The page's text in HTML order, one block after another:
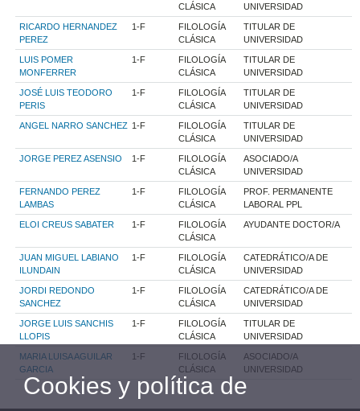
CLÁSICA
UNIVERSIDAD
RICARDO HERNANDEZ
PEREZ
1-F
FILOLOGÍA
CLÁSICA
TITULAR DE
UNIVERSIDAD
LUIS POMER
MONFERRER
1-F
FILOLOGÍA
CLÁSICA
TITULAR DE
UNIVERSIDAD
JOSÉ LUIS TEODORO
PERIS
1-F
FILOLOGÍA
CLÁSICA
TITULAR DE
UNIVERSIDAD
ANGEL NARRO SANCHEZ 1-F
FILOLOGÍA
CLÁSICA
TITULAR DE
UNIVERSIDAD
JORGE PEREZ ASENSIO 1-F
FILOLOGÍA
CLÁSICA
ASOCIADO/A
UNIVERSIDAD
FERNANDO PEREZ
LAMBAS
1-F
FILOLOGÍA
CLÁSICA
PROF. PERMANENTE
LABORAL PPL
ELOI CREUS SABATER 1-F
FILOLOGÍA
CLÁSICA
AYUDANTE DOCTOR/A
JUAN MIGUEL LABIANO
ILUNDAIN
1-F
FILOLOGÍA
CLÁSICA
CATEDRÁTICO/A DE
UNIVERSIDAD
JORDI REDONDO
SANCHEZ
1-F
FILOLOGÍA
CLÁSICA
CATEDRÁTICO/A DE
UNIVERSIDAD
JORGE LUIS SANCHIS
LLOPIS
1-F
FILOLOGÍA
CLÁSICA
TITULAR DE
UNIVERSIDAD
MARIA LUISA AGUILAR
GARCIA
1-F
FILOLOGÍA
CLÁSICA
ASOCIADO/A
UNIVERSIDAD
Cookies y política de